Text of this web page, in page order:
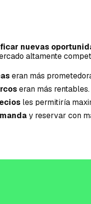
nuevas
altamente
eran más
eran más rentables.
les permitiría
y reservar con